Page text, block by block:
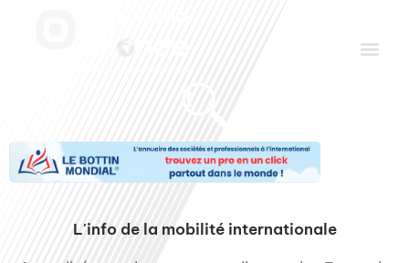
L'info de la mobilité internationale